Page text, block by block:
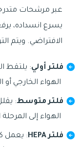
عبر مرشحات
يسرع انسداده،
الافتراضي. ويتم
فلتر أولي: يلتقط
الهواء الخارجي أو
فلتر متوسط:
الهواء إلى المرحلة
فلتر HEPA
: يعمل